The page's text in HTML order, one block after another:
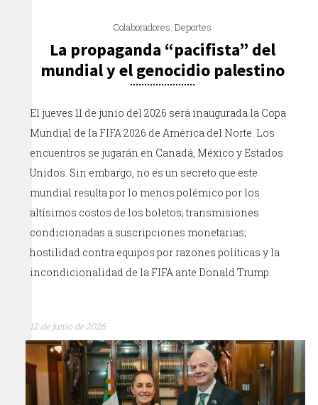
Colaboradores,Deportes
La propaganda “pacifista” del
mundial y el genocidio palestino
El jueves 11 de junio del 2026 será inaugurada la Copa
Mundial de la FIFA 2026 de América del Norte. Los
encuentros se jugarán en Canadá, México y Estados
Unidos. Sin embargo, no es un secreto que este
mundial resulta por lo menos polémico por los
altísimos costos de los boletos; transmisiones
condicionadas a suscripciones monetarias;
hostilidad contra equipos por razones políticas y la
incondicionalidad de la FIFA ante Donald Trump.
12 de junio de 2026